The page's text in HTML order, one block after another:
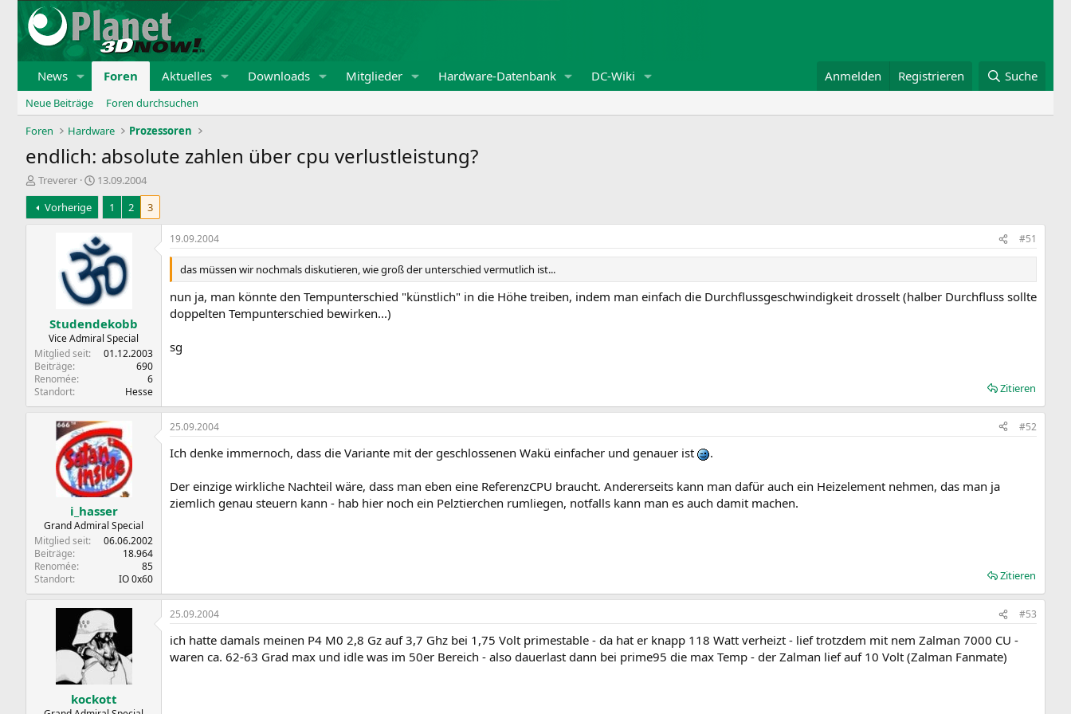
News Foren Aktuelles Downloads Mitglieder Hardware-Datenbank DC-Wiki Anmelden Registrieren Suche
Neue Beiträge
Foren durchsuchen
Foren
Hardware Prozessoren
endlich: absolute zahlen über cpu verlustleistung?
E
r
s
t
Treverer
E
r
t
e
l
l
t
a
m
13.09.2004
Vorherige
1 2 3
Studendekobb
Vice Admiral Special
Mitglied seit
01.12.2003
Beiträge
690
Renomée
6
Standort
Hesse
19.09.2004 #51
das müssen wir nochmals diskutieren, wie groß der unterschied vermutlich ist...
nun ja, man könnte den Tempunterschied "künstlich" in die Höhe treiben, indem man einfach die Durchflussgeschwindigkeit drosselt (halber Durchfluss sollte
doppelten Tempunterschied bewirken...)
sg
Zitieren
i_hasser
Grand Admiral Special
Mitglied seit
06.06.2002
Beiträge
18.964
Renomée
85
Standort
IO 0x60
25.09.2004 #52
Ich denke immernoch, dass die Variante mit der geschlossenen Wakü einfacher und genauer ist .
Der einzige wirkliche Nachteil wäre, dass man eben eine ReferenzCPU braucht. Andererseits kann man dafür auch ein Heizelement nehmen, das man ja
ziemlich genau steuern kann - hab hier noch ein Pelztierchen rumliegen, notfalls kann man es auch damit machen.
Zitieren
kockott
25.09.2004 #53
ich hatte damals meinen P4 M0 2,8 Gz auf 3,7 Ghz bei 1,75 Volt primestable - da hat er knapp 118 Watt verheizt - lief trotzdem mit nem Zalman 7000 CU -
waren ca. 62-63 Grad max und idle was im 50er Bereich - also dauerlast dann bei prime95 die max Temp - der Zalman lief auf 10 Volt (Zalman Fanmate)